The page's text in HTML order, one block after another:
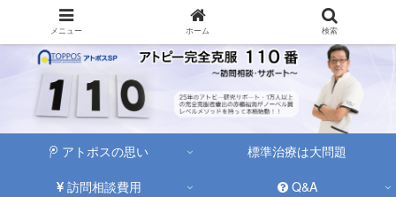
アトポスの思い
標準治療は大問題
訪問相談費用
Q&A
メニュー ホーム 検索